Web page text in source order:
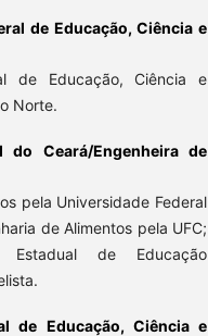
de Educação, Ciência e
de Educação, Ciência e
Norte.
do Ceará/Engenheira de
pela Universidade Federal
de Alimentos pela UFC;
de Educação
de Educação, Ciência e